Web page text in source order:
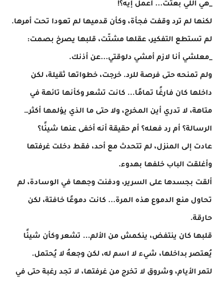
_هي اللي بعتت... أعمل إيه؟!
لكنها لم ترد وقفت فجأة، وكأن قدميها لم تعودا تحت أمرها.
لم تستطع التفكير، عقلها مشتّت، قلبها يصرخ بصمت:
_معلشي أنا لازم أمشي دلوقتي...عن أذنك.
ولم تمنحه حتى فرصة للرد. خرجت، خطواتها ثقيلة، لكن
داخلها كان فارغًا تمامًا... كانت تشعر وكأنها تائهة في
متاهة، لا تدري أين المخرج، ولا حتى ما الذي يؤلمها أكثر…
الرسالة؟ أم رد فعله؟ أم حقيقة أنه أخفى عنها شيئًا؟
عادت إلى المنزل، لم تتحدث مع أحد، فقط دخلت غرفتها
وأغلقت الباب خلفها بهدوء.
ألقت بجسدها على السرير، ودفنت وجهها في الوسادة، لم
تحاول منع الدموع هذه المرة... كانت دموعًا خافتة، لكن
حارقة.
قلبها كان ينتفض، ينكمش من الألم... تشعر وكأن شيئًا
يُعتصر بداخلها، شيء لا اسم له، لكن وجعهُ لا يُحتمل.
لتمر الأيام، وشروق لا تخرج من غرفتها، لا تجد رغبة حتى في